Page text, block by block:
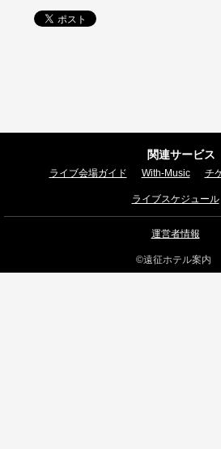
関連サービス
ライブ会場ガイド With-Music チ
ライブスケジュール
運営者情報
©遠征ホテル案内